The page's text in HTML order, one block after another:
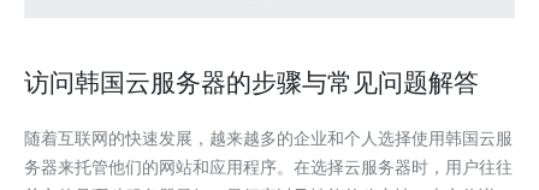
访问韩国云服务器的步骤与常见问题解答
随着互联网的快速发展，越来越多的企业和个人选择使用韩国云服
务器来托管他们的网站和应用程序。在选择云服务器时，用户往往